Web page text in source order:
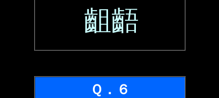
齟齬
Ｑ．６